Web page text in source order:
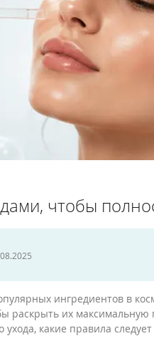
чтобы
ингредиентов в
раскрыть их максимальную
какие правила